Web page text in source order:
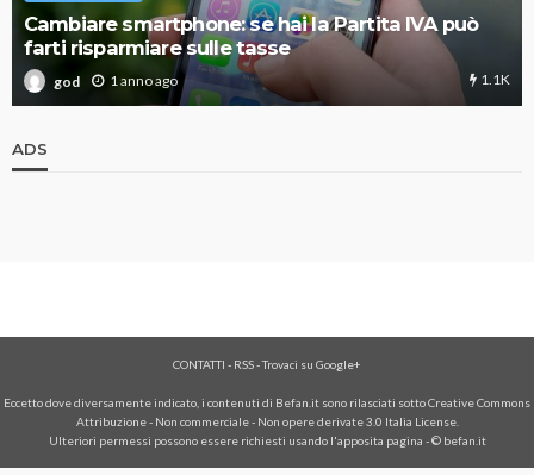
Cambiare smartphone: se hai la Partita IVA può
farti risparmiare sulle tasse
god 1 anno ago 1.1K
ADS
CONTATTI - RSS-Trovaci su Google+
Eccetto dove diversamente indicato, i contenuti di Befan.it sono rilasciati sotto Creative Commons
Attribuzione - Non commerciale - Non opere derivate 3.0 Italia License.
Ulteriori permessi possono essere richiesti usando l'apposita pagina - © befan.it